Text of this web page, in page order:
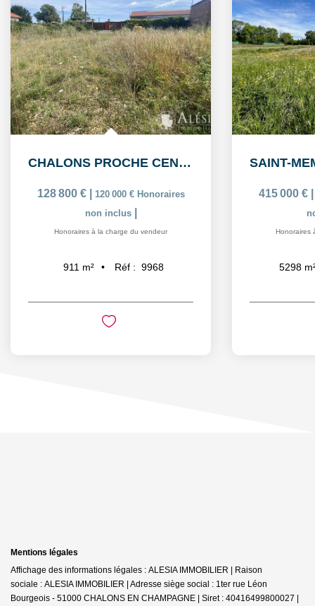
CHALONS PROCHE CENTRE: Terrain à bâtir de 911m2
128 800 € 120 000 € Honoraires
non inclus
Honoraires à la charge du vendeur
911 m² Réf : 9968
415 000 €
Honoraires
5298
Mentions légales
Affichage des informations légales : ALESIA IMMOBILIER | Raison
sociale : ALESIA IMMOBILIER | Adresse siège social : 1ter rue Léon
Bourgeois - 51000 CHALONS EN CHAMPAGNE | Siret : 40416499800027 |